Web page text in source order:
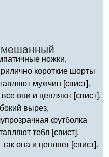
ножки,
короткие шорты
мужчин [свист].
все они и цепляют [свист].
вырез,
футболка
тебя [свист].
так она и цепляет [свист].